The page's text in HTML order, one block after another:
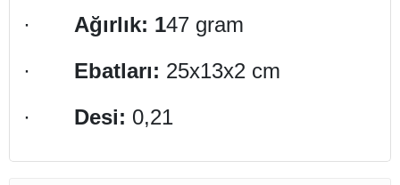
· Ağırlık: 147 gram
·
Ebatları: 25x13x2 cm
·
Desi: 0,21